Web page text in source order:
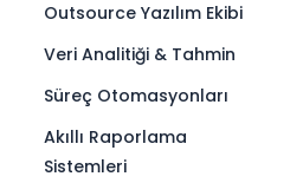
Outsource Yazılım Ekibi
Veri Analitiği & Tahmin
Süreç Otomasyonları
Akıllı Raporlama
Sistemleri